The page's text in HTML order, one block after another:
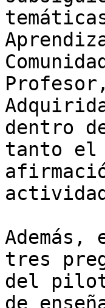
dentro
tanto el
tres
del
de